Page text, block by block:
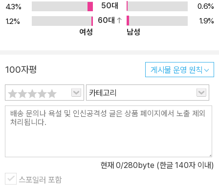
4.3%
50대
0.6%
1.2%
60대
1.9%
여성
남성
100자평 게시물 운영 원칙
카테고리
현재 0/280byte (한글 140자 이내)
스포일러 포함